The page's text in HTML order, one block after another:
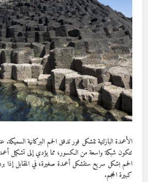
الأعمدة البازلتية تتشكل فور تدفق الحمم البركانية
تتكون شبكة واسعة من الكسور، مما يؤدي إلى تشكيل
الحمم بشكل سريع ستتشكل أعمدة صغيرة، في المقابل
كبيرة الحجم.